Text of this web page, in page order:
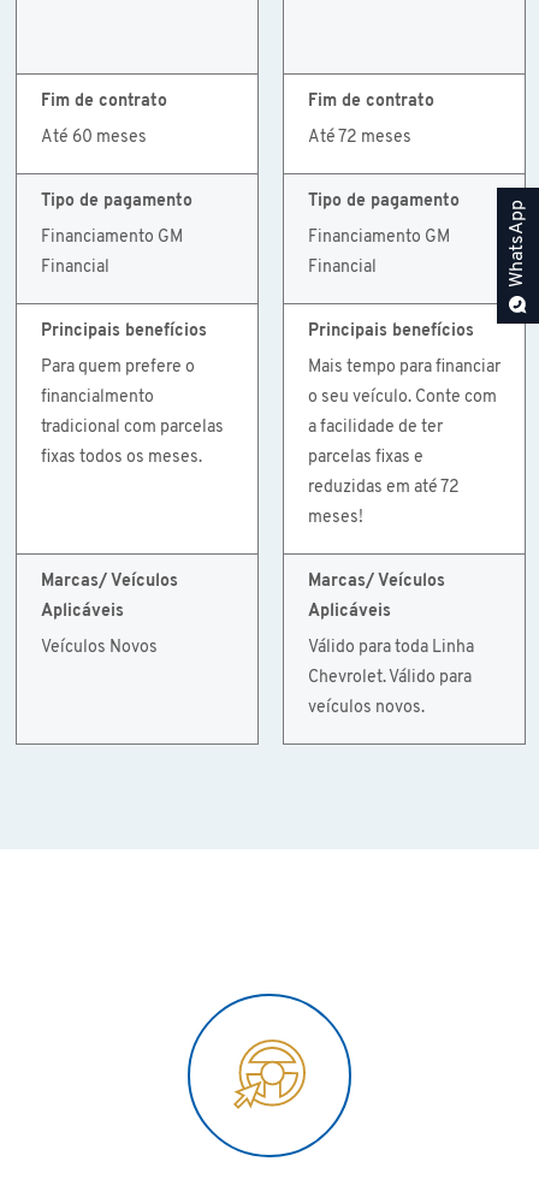
WhatsApp
Fim de contrato
Até 60 meses
Fim de contrato
Até 72 meses
Tipo de pagamento
Financiamento GM
Financial
Tipo de pagamento
Financiamento GM
Financial
Principais benefícios
Para quem prefere o
financialmento
tradicional com parcelas
fixas todos os meses.
Principais benefícios
Mais tempo para financiar
o seu veículo. Conte com
a facilidade de ter
parcelas fixas e
reduzidas em até 72
meses!
Marcas/ Veículos
Aplicáveis
Veículos Novos
Marcas/ Veículos
Aplicáveis
Válido para toda Linha
Chevrolet. Válido para
veículos novos.